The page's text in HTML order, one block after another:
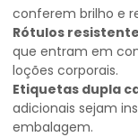
conferem brilho e
Rótulos
que entram em
loções corporais.
Etiquetas dupla
adicionais sejam
embalagem.